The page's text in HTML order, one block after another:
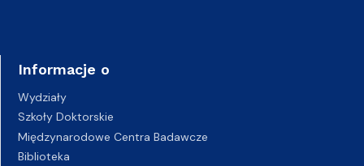
Informacje o
Wydziały
Szkoły Doktorskie
Międzynarodowe Centra Badawcze
Biblioteka